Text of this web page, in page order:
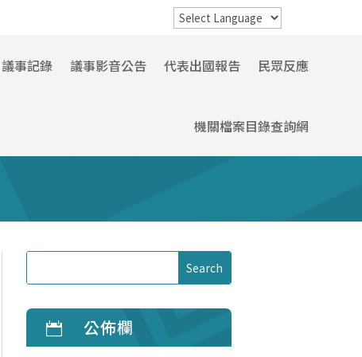
議事記錄 議事影音公告 代表出國報告 民眾反應
機關檔案目錄查詢網
 公佈欄